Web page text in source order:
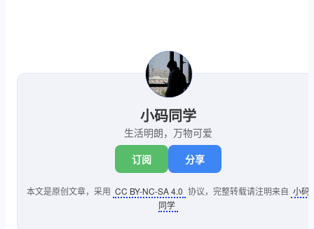
小码同学
生活明朗，万物可爱
订阅 分享
本文是原创文章，采用 CC BY-NC-SA 4.0 协议，完整转载请注明来自 小码
同学